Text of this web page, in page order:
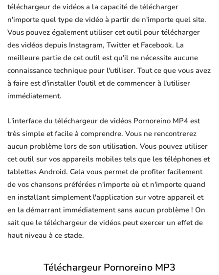
téléchargeur de vidéos a la capacité de télécharger
n'importe quel type de vidéo à partir de n'importe quel site.
Vous pouvez également utiliser cet outil pour télécharger
des vidéos depuis Instagram, Twitter et Facebook. La
meilleure partie de cet outil est qu'il ne nécessite aucune
connaissance technique pour l'utiliser. Tout ce que vous avez
à faire est d'installer l'outil et de commencer à l'utiliser
immédiatement.
L'interface du téléchargeur de vidéos Pornoreino MP4 est
très simple et facile à comprendre. Vous ne rencontrerez
aucun problème lors de son utilisation. Vous pouvez utiliser
cet outil sur vos appareils mobiles tels que les téléphones et
tablettes Android. Cela vous permet de profiter facilement
de vos chansons préférées n'importe où et n'importe quand
en installant simplement l'application sur votre appareil et
en la démarrant immédiatement sans aucun problème ! On
sait que le téléchargeur de vidéos peut exercer un effet de
haut niveau à ce stade.
Téléchargeur Pornoreino MP3